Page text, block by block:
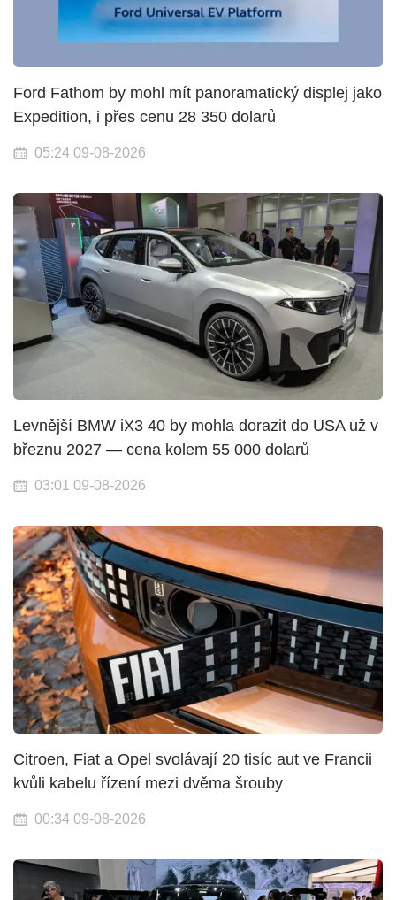
Ford Fathom by mohl mít panoramatický displej jako
Expedition, i přes cenu 28 350 dolarů
05:24 09-08-2026
Levnější BMW iX3 40 by mohla dorazit do USA už v
březnu 2027 — cena kolem 55 000 dolarů
03:01 09-08-2026
Citroen, Fiat a Opel svolávají 20 tisíc aut ve Francii
kvůli kabelu řízení mezi dvěma šrouby
00:34 09-08-2026